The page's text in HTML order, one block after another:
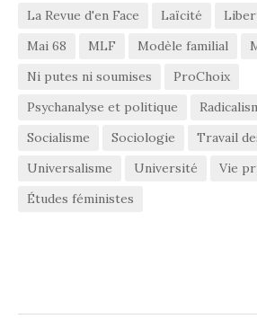
La Revue d'en Face
Laïcité
Mai 68
MLF Modèle familial
Ni putes ni soumises
ProChoix
Psychanalyse et politique
Socialisme
Sociologie
Travail
Universalisme
Université
Vie
Études féministes